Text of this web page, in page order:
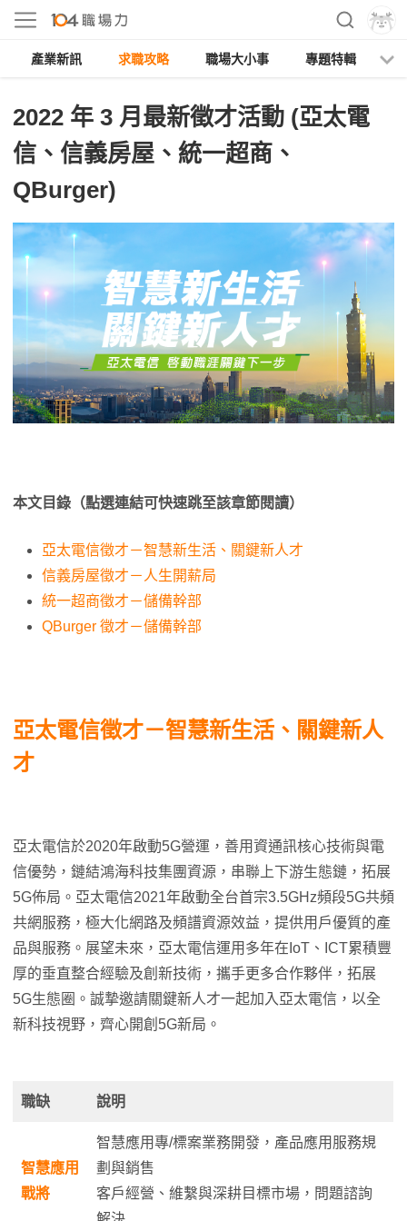
產業新訊 求職攻略 職場大小事 專題特輯
2022 年 3 月最新徵才活動 (亞太電
信、信義房屋、統一超商、
QBurger)
本文目錄（點選連結可快速跳至該章節閱讀）
亞太電信徵才－智慧新生活、關鍵新人才
信義房屋徵才－人生開薪局
統一超商徵才－儲備幹部
QBurger 徵才－儲備幹部
亞太電信徵才－智慧新生活、關鍵新人
才
亞太電信於2020年啟動5G營運，善用資通訊核心技術與電
信優勢，鏈結鴻海科技集團資源，串聯上下游生態鏈，拓展
5G佈局。亞太電信2021年啟動全台首宗3.5GHz頻段5G共頻
共網服務，極大化網路及頻譜資源效益，提供用戶優質的產
品與服務。展望未來，亞太電信運用多年在IoT、ICT累積豐
厚的垂直整合經驗及創新技術，攜手更多合作夥伴，拓展
5G生態圈。誠摯邀請關鍵新人才一起加入亞太電信，以全
新科技視野，齊心開創5G新局。
職缺 說明
智慧應用
戰將
智慧應用專/標案業務開發，產品應用服務規
劃與銷售
客戶經營、維繫與深耕目標市場，問題諮詢